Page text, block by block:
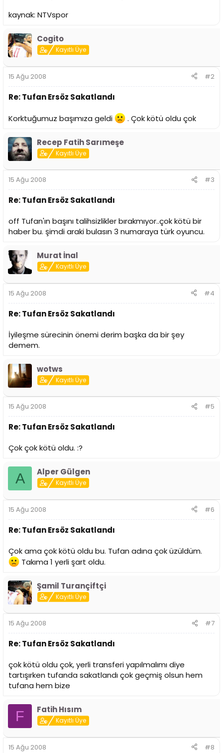
kaynak: NTVspor
Cogito
Kayıtlı Üye
15 Ağu 2008 #2
Re: Tufan Ersöz Sakatlandı
Korktuğumuz başımıza geldi . Çok kötü oldu çok
Recep Fatih Sarımeşe
Kayıtlı Üye
15 Ağu 2008 #3
Re: Tufan Ersöz Sakatlandı
off Tufan'ın başını talihsizlikler bırakmıyor..çok kötü bir
haber bu. şimdi araki bulasın 3 numaraya türk oyuncu.
Murat İnal
Kayıtlı Üye
15 Ağu 2008 #4
Re: Tufan Ersöz Sakatlandı
İyileşme sürecinin önemi derim başka da bir şey
demem.
wotws
Kayıtlı Üye
15 Ağu 2008 #5
Re: Tufan Ersöz Sakatlandı
Çok çok kötü oldu. :?
A Alper Gülgen
Kayıtlı Üye
15 Ağu 2008 #6
Re: Tufan Ersöz Sakatlandı
Çok ama çok kötü oldu bu. Tufan adına çok üzüldüm.
Takıma 1 yerli şart oldu.
Şamil Turançiftçi
Kayıtlı Üye
15 Ağu 2008 #7
Re: Tufan Ersöz Sakatlandı
çok kötü oldu çok, yerli transferi yapılmalımı diye
tartışırken tufanda sakatlandı çok geçmiş olsun hem
tufana hem bize
F Fatih Hısım
Kayıtlı Üye
15 Ağu 2008 #8